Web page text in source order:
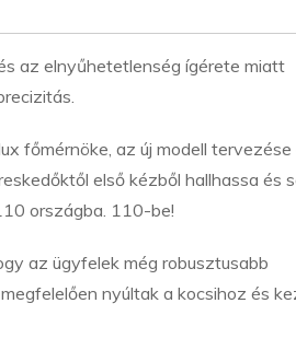
az elnyűhetetlenség ígérete miatt
főmérnöke, az új modell
első kézből hallhassa és
országba. 110-be!
az ügyfelek még robusztusabb
nyúltak a kocsihoz és